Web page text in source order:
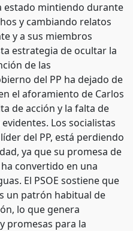
estado mintiendo durante
y cambiando relatos
y a sus miembros
estrategia de ocultar la
de las
del PP ha dejado de
el aforamiento de Carlos
de acción y la falta de
Los socialistas
del PP, está perdiendo
ya que su promesa de
convertido en una
El PSOE sostiene que
un patrón habitual de
lo que genera
promesas para la